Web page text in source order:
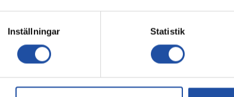
Inställningar Statistik